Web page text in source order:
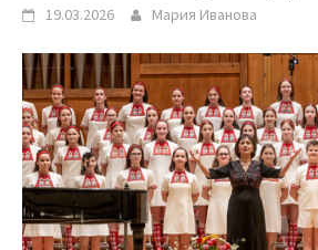
19.03.2026 Мария Иванова